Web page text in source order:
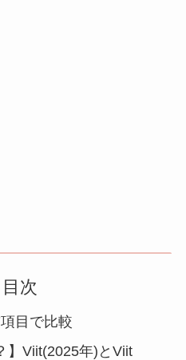
目次
目で比較
】Viit(2025年)とViit